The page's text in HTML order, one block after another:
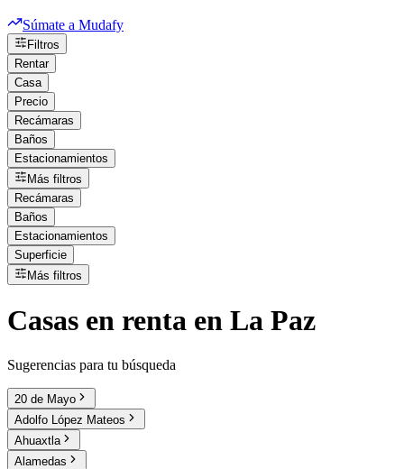
Súmate a Mudafy
Filtros
Rentar
Casa
Precio
Recámaras
Baños
Estacionamientos
Más filtros
Recámaras
Baños
Estacionamientos
Superficie
Más filtros
Casas en renta en La Paz
Sugerencias para tu búsqueda
20 de Mayo
Adolfo López Mateos
Ahuaxtla
Alamedas